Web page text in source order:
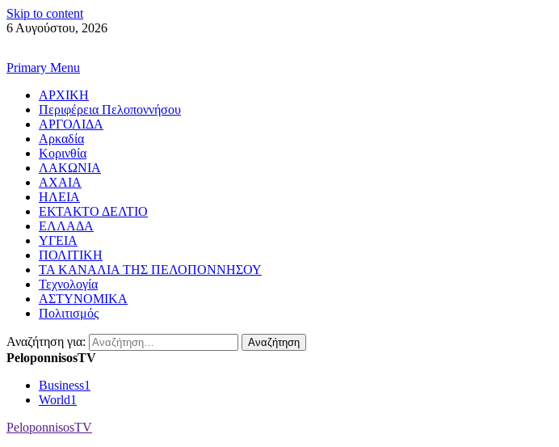
Skip to content
6 Αυγούστου, 2026
Primary Menu
ΑΡΧΙΚΗ
Περιφέρεια Πελοποννήσου
ΑΡΓΟΛΙΔΑ
Αρκαδία
Κορινθία
ΛΑΚΩΝΙΑ
ΑΧΑΙΑ
ΗΛΕΙΑ
ΕΚΤΑΚΤΟ ΔΕΛΤΙΟ
ΕΛΛΑΔΑ
ΥΓΕΙΑ
ΠΟΛΙΤΙΚΗ
ΤΑ ΚΑΝΑΛΙΑ ΤΗΣ ΠΕΛΟΠΟΝΝΗΣΟΥ
Τεχνολογία
ΑΣΤΥΝΟΜΙΚΑ
Πολιτισμός
Αναζήτηση για:
PeloponnisosTV
Business1
World1
PeloponnisosTV